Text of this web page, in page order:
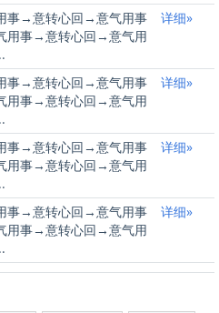
事→意转心回→意气用事
用事→意转心回→意气用
详细»
事→意转心回→意气用事
用事→意转心回→意气用
详细»
事→意转心回→意气用事
用事→意转心回→意气用
详细»
事→意转心回→意气用事
用事→意转心回→意气用
详细»